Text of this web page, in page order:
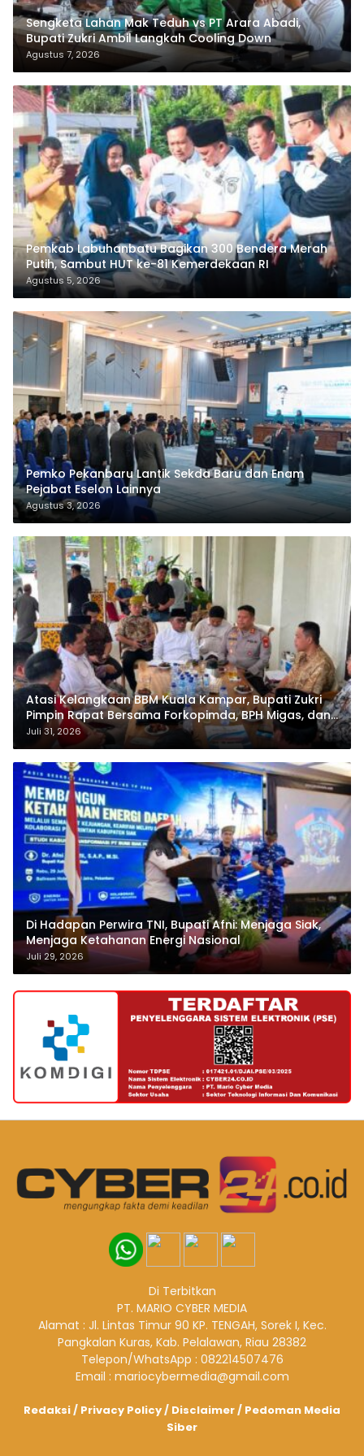
Sengketa Lahan Mak Teduh vs PT Arara Abadi,
Bupati Zukri Ambil Langkah Cooling Down
Agustus 7, 2026
Pemkab Labuhanbatu Bagikan 300 Bendera Merah
Putih, Sambut HUT ke-81 Kemerdekaan RI
Agustus 5, 2026
Pemko Pekanbaru Lantik Sekda Baru dan Enam
Pejabat Eselon Lainnya
Agustus 3, 2026
Atasi Kelangkaan BBM Kuala Kampar, Bupati Zukri
Pimpin Rapat Bersama Forkopimda, BPH Migas, dan
Pertamina
Juli 31, 2026
Di Hadapan Perwira TNI, Bupati Afni: Menjaga Siak,
Menjaga Ketahanan Energi Nasional
Juli 29, 2026
Di Terbitkan
PT. MARIO CYBER MEDIA
Alamat : Jl. Lintas Timur 90 KP. TENGAH, Sorek I, Kec.
Pangkalan Kuras, Kab. Pelalawan, Riau 28382
Telepon/WhatsApp : 082214507476
Email : mariocybermedia@gmail.com
Redaksi/ Privacy Policy/ Disclaimer/ Pedoman Media
Siber